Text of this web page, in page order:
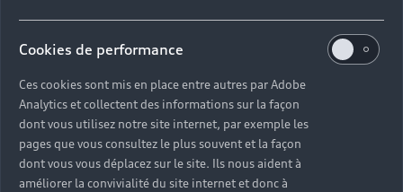
Cookies de performance
Ces cookies sont mis en place entre autres par Adobe
Analytics et collectent des informations sur la façon
dont vous utilisez notre site internet, par exemple les
pages que vous consultez le plus souvent et la façon
dont vous vous déplacez sur le site. Ils nous aident à
améliorer la convivialité du site internet et donc à